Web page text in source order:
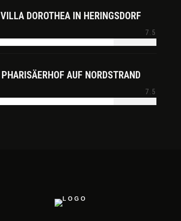
VILLA DOROTHEA IN HERINGSDORF
7.5
PHARISÄERHOF AUF NORDSTRAND
7.5